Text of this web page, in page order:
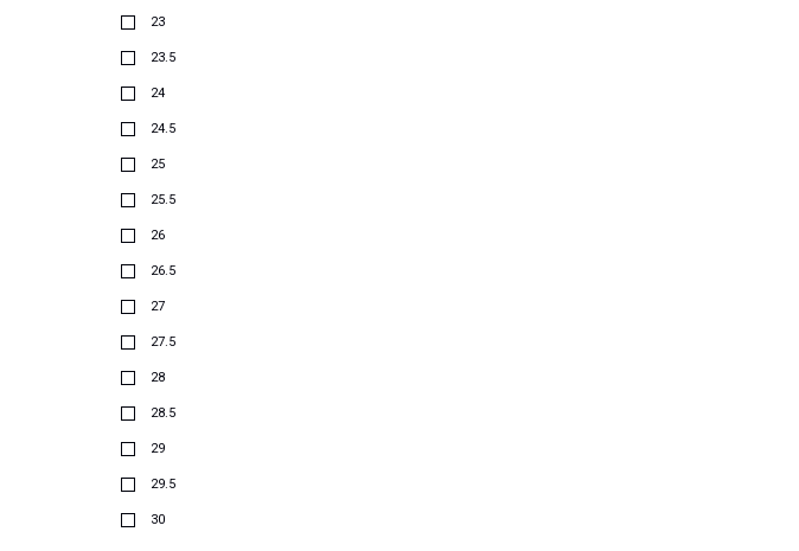
23
23.5
24
24.5
25
25.5
26
26.5
27
27.5
28
28.5
29
29.5
30